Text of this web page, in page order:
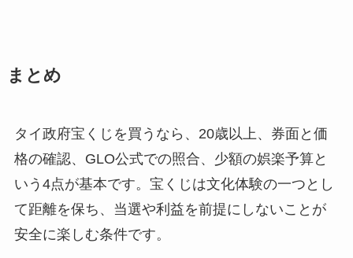
まとめ
タイ政府宝くじを買うなら、20歳以上、券面と価
格の確認、GLO公式での照合、少額の娯楽予算と
いう4点が基本です。宝くじは文化体験の一つとし
て距離を保ち、当選や利益を前提にしないことが
安全に楽しむ条件です。